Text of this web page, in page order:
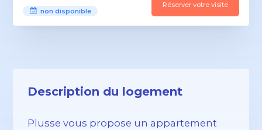
non disponible
Réserver votre visite
Description du logement
Plusse vous propose un appartement